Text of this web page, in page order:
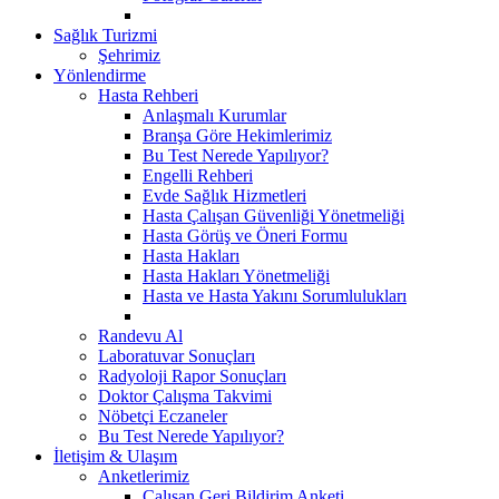
Sağlık Turizmi
Şehrimiz
Yönlendirme
Hasta Rehberi
Anlaşmalı Kurumlar
Branşa Göre Hekimlerimiz
Bu Test Nerede Yapılıyor?
Engelli Rehberi
Evde Sağlık Hizmetleri
Hasta Çalışan Güvenliği Yönetmeliği
Hasta Görüş ve Öneri Formu
Hasta Hakları
Hasta Hakları Yönetmeliği
Hasta ve Hasta Yakını Sorumlulukları
Randevu Al
Laboratuvar Sonuçları
Radyoloji Rapor Sonuçları
Doktor Çalışma Takvimi
Nöbetçi Eczaneler
Bu Test Nerede Yapılıyor?
İletişim & Ulaşım
Anketlerimiz